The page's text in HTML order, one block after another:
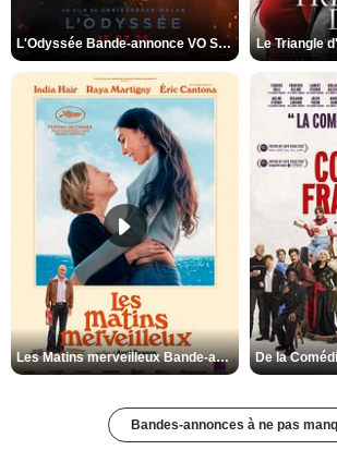
L'Odyssée Bande-annonce VO STFR Le Triangle
Les Matins merveilleux Bande-annonce VF
Bandes-annonces à ne pas